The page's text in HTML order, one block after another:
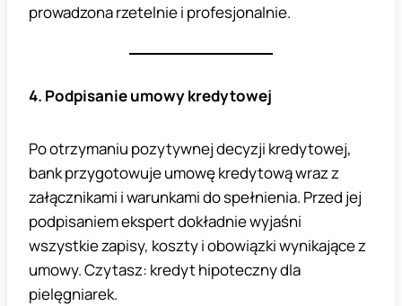
prowadzona rzetelnie i profesjonalnie.
4. Podpisanie umowy kredytowej
Po otrzymaniu pozytywnej decyzji kredytowej,
bank przygotowuje umowę kredytową wraz z
załącznikami i warunkami do spełnienia. Przed jej
podpisaniem ekspert dokładnie wyjaśni
wszystkie zapisy, koszty i obowiązki wynikające z
umowy. Czytasz: kredyt hipoteczny dla
pielęgniarek.